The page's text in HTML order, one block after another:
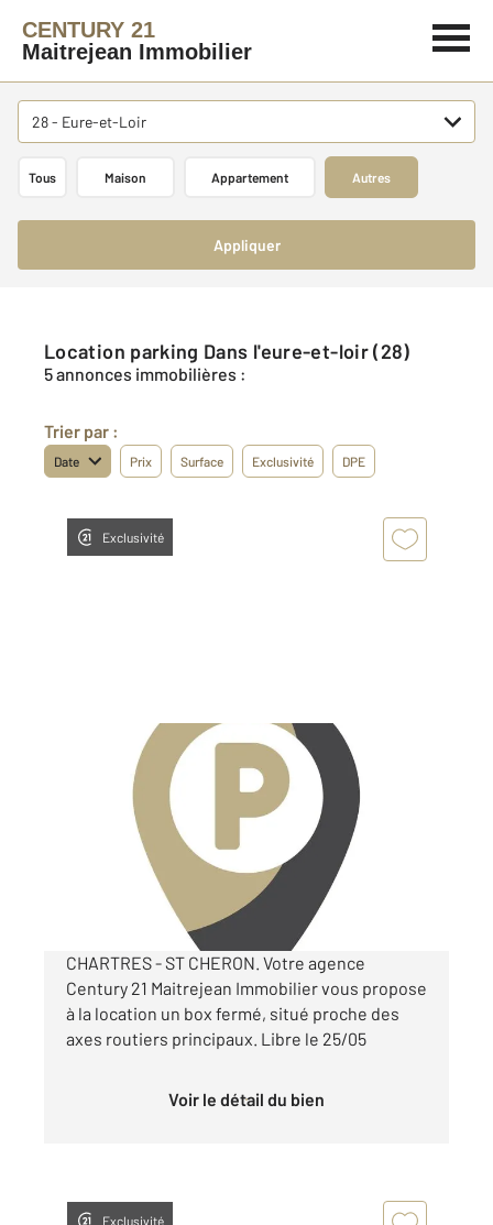
CENTURY 21
Maitrejean Immobilier
28 - Eure-et-Loir
Tous Maison Appartement Autres
Appliquer
Location parking Dans l'eure-et-loir (28)
5 annonces immobilières :
Trier par :
Date Prix Surface Exclusivité DPE
Exclusivité
CHARTRES 28
Parking à louer
60 €
par mois charges comprises
CHARTRES - ST CHERON. Votre agence
Century 21 Maitrejean Immobilier vous propose
à la location un box fermé, situé proche des
axes routiers principaux. Libre le 25/05
Voir le détail du bien
Exclusivité